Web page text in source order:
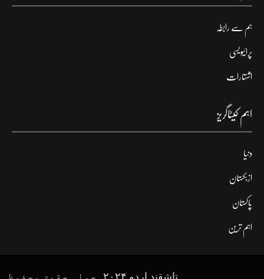
ہم سے رابطہ
پرائیویسی
اشتہارات
اہم کیٹاگریز
دنیا
ازبکستان
پاکستان
اہم ترین
تاشقند اردو ۲۰۲۴۔جملہ حقوق محفوظ